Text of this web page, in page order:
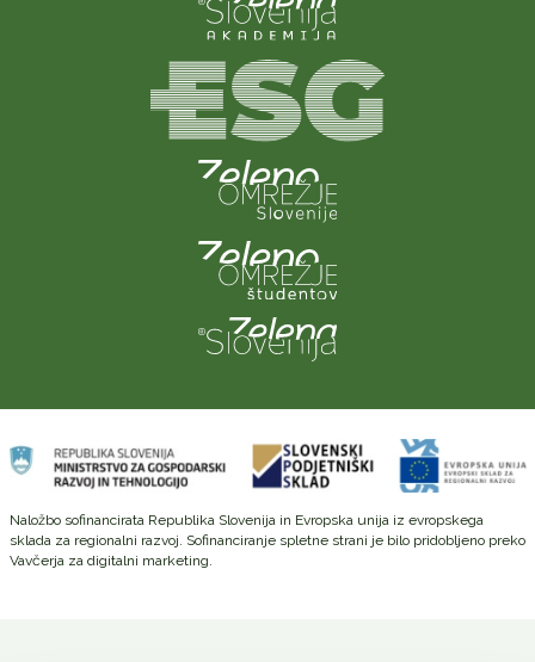
Naložbo sofinancirata Republika Slovenija in Evropska unija iz evropskega
sklada za regionalni razvoj. Sofinanciranje spletne strani je bilo pridobljeno preko
Vavčerja za digitalni marketing.